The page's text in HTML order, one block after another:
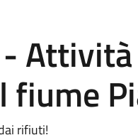
fiume
rifiuti!